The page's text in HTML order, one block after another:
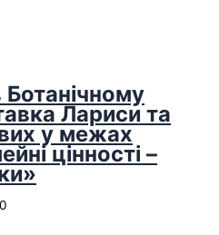
Лариси та
у межах
цінності –